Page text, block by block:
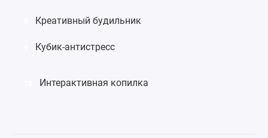
Креативный будильник
Кубик-антистресс
Интерактивная копилка